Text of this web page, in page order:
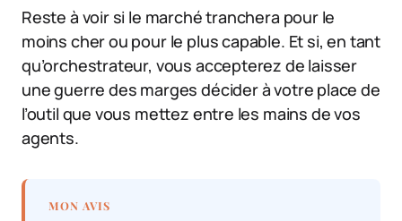
Reste à voir si le marché tranchera pour le
moins cher ou pour le plus capable. Et si, en tant
qu’orchestrateur, vous accepterez de laisser
une guerre des marges décider à votre place de
l’outil que vous mettez entre les mains de vos
agents.
MON AVIS